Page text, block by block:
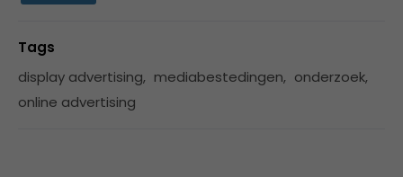
Tags
display advertising, mediabestedingen, onderzoek,
online advertising